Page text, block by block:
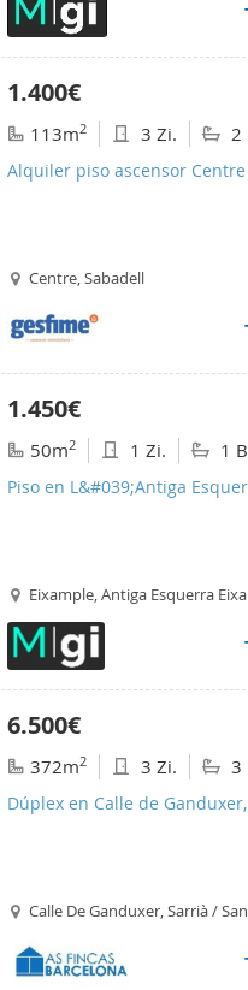
1.400€
113m2 3 Zi. 2
Alquiler piso ascensor Centre
Centre, Sabadell
1.450€
50m2 1 Zi. 1
Piso en L&#039;Antiga
Eixample, Antiga Esquerra
6.500€
372m2 3 Zi. 3
Dúplex en Calle de
Calle De Ganduxer, Sarrià /